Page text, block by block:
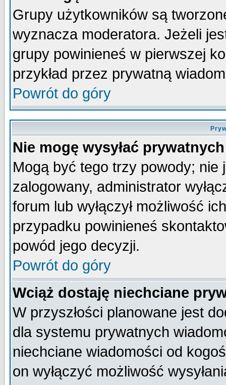
Grupy użytkowników są
wyznacza moderatora. Jeżeli
grupy powinieneś w pierwszej
przykład przez prywatną
Powrót do góry
Nie mogę wysyłać
Mogą być tego trzy powody;
zalogowany, administrator
forum lub wyłączył możliwość
przypadku powinieneś
powód jego decyzji.
Powrót do góry
Wciąż dostaję niechciane
W przyszłości planowane jest
dla systemu prywatnych
niechciane wiadomości od
on wyłączyć możliwość